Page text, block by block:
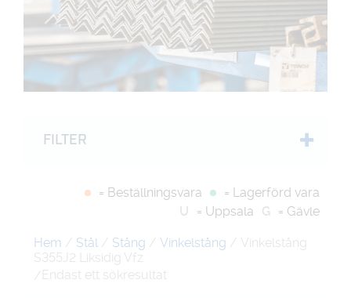
FILTER
= Beställningsvara
= Lagerförd vara
U
= Uppsala G = Gävle
Hem / Stål / Stång / Vinkelstång / Vinkelstång
S355J2 Liksidig Vfz
/ Endast ett sökresultat